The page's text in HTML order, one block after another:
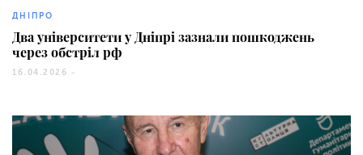
ДНІПРО
Два університети у Дніпрі зазнали пошкоджень
через обстріл рф
16.04.2026 -